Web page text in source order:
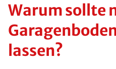
Warum sollte
lassen?